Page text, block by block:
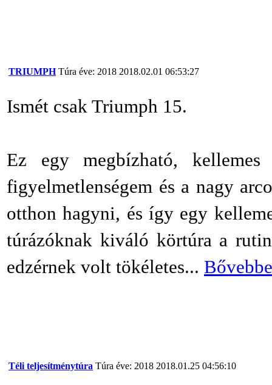
TRIUMPH Túra éve: 2018 2018.02.01 06:53:27
Ismét csak Triumph 15.
Ez egy megbízható,
figyelmetlenségem és a nagy
otthon hagyni, és így egy
túrázóknak kiváló körtúra a
edzérnek volt tökéletes...
Téli teljesítménytúra Túra éve: 2018 2018.01.25 04:56:10